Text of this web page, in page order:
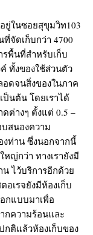
ยู่ในซอยสุขุมวิท103
จัดเก็บกว่า 4700
รพื้นที่สำหรับเก็บ
ทั้งของใช้ส่วนตัว
อดจนสิ่งของในภาค
ป็นต้น โดยเราได้
ต่างๆ ตั้งแต่ 0.5 –
บสนองความ
งท่าน ซึ่งนอกจากนี้
ญ่กว่า ทางเรายังมี
ไว้บริการอีกด้วย
เรจยังมีห้องเก็บ
แบบมาเพื่อ
กความร้อนและ
กติแล้วห้องเก็บของ